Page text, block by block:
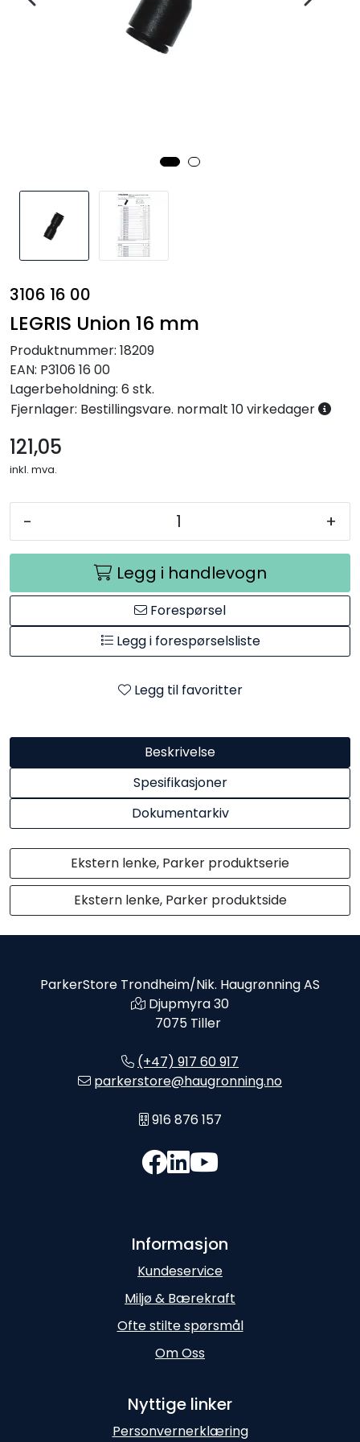
3106 16 00
LEGRIS Union 16 mm
Produktnummer: 18209
EAN: P3106 16 00
Lagerbeholdning: 6 stk.
Fjernlager: Bestillingsvare. normalt 10 virkedager
121,05
inkl. mva.
- +
Legg i handlevogn
Forespørsel
Legg i forespørselsliste
Legg til favoritter
Beskrivelse
Spesifikasjoner
Dokumentarkiv
Ekstern lenke, Parker produktserie
Ekstern lenke, Parker produktside
ParkerStore Trondheim/Nik. Haugrønning AS
Djupmyra 30
7075 Tiller
(+47) 917 60 917
parkerstore@haugronning.no
916 876 157
Informasjon
Kundeservice
Miljø & Bærekraft
Ofte stilte spørsmål
Om Oss
Nyttige linker
Personvernerklæring